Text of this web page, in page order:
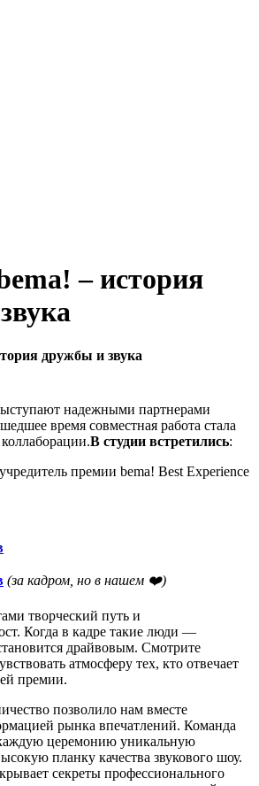
– история
дружбы и звука
надежными партнерами
время совместная работа стала
В студии встретились:
премии bema! Best Experience
(за кадром, но в нашем ❤️)
творческий путь и
Когда в кадре такие люди —
драйвовым. Смотрите
атмосферу тех, кто отвечает
премии.
позволило нам вместе
рынка впечатлений. Команда
церемонию уникальную
планку качества звукового шоу.
секреты профессионального